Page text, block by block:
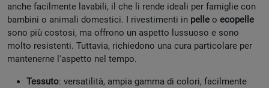
anche facilmente lavabili, il che li rende ideali per famiglie con
bambini o animali domestici. I rivestimenti in pelle o ecopelle
sono più costosi, ma offrono un aspetto lussuoso e sono
molto resistenti. Tuttavia, richiedono una cura particolare per
mantenerne l'aspetto nel tempo.
Tessuto: versatilità, ampia gamma di colori, facilmente